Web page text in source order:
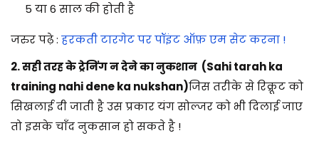
5 या 6 साल की होती है
जरुर पढ़े: हरकती टारगेट पर पॉइंट ऑफ़ एम सेट करना !
2. सही तरह के ट्रेनिंग न देने का नुकशान (Sahi tarah ka
training nahi dene ka nukshan)जिस तरीके से रिक्रूट को
सिखलाई दी जाती है उस प्रकार यंग सोल्जर को भी दिलाई जाए
तो इसके चाँद नुकसान हो सकते है !